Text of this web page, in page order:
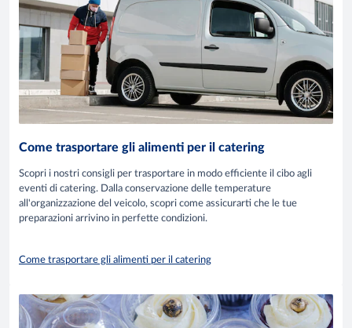
Come trasportare gli alimenti per il catering
Scopri i nostri consigli per trasportare in modo efficiente il cibo agli
eventi di catering. Dalla conservazione delle temperature
all'organizzazione del veicolo, scopri come assicurarti che le tue
preparazioni arrivino in perfette condizioni.
Come trasportare gli alimenti per il catering